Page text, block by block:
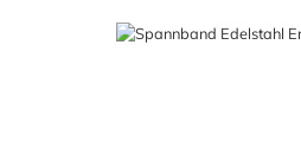
Bildergalerie überspringen